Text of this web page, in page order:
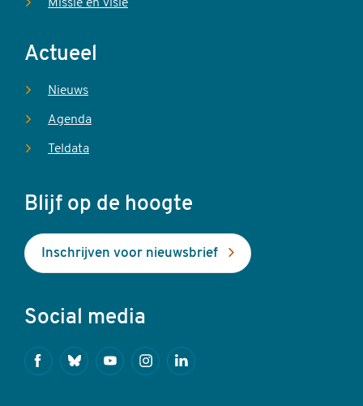
Missie en visie
Actueel
Nieuws
Agenda
Teldata
Blijf op de hoogte
Inschrijven voor nieuwsbrief
Social media
FacebookBlueskyYoutubeInstagramLinkedin